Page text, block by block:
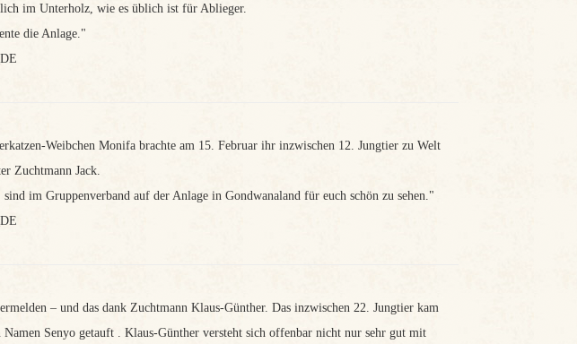
im Unterholz, wie es üblich ist für Ablieger.
die Anlage."
Weibchen Monifa brachte am 15. Februar ihr inzwischen 12. Jungtier zu Welt
Zuchtmann Jack.
im Gruppenverband auf der Anlage in Gondwanaland für euch schön zu sehen."
– und das dank Zuchtmann Klaus-Günther. Das inzwischen 22. Jungtier kam
Senyo getauft . Klaus-Günther versteht sich offenbar nicht nur sehr gut mit